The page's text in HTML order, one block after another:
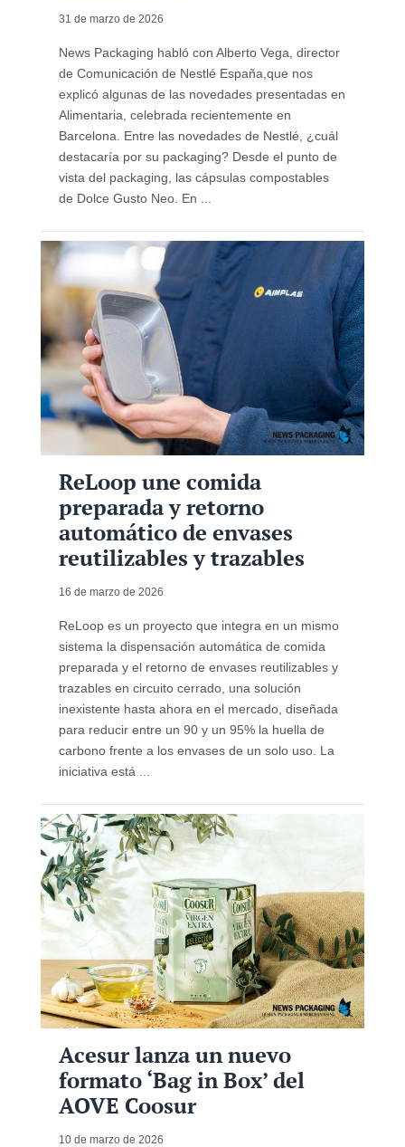
31 de marzo de 2026
News Packaging habló con Alberto Vega, director
de Comunicación de Nestlé España,que nos
explicó algunas de las novedades presentadas en
Alimentaria, celebrada recientemente en
Barcelona. Entre las novedades de Nestlé, ¿cuál
destacaría por su packaging? Desde el punto de
vista del packaging, las cápsulas compostables
de Dolce Gusto Neo. En ...
ReLoop une comida
preparada y retorno
automático de envases
reutilizables y trazables
16 de marzo de 2026
ReLoop es un proyecto que integra en un mismo
sistema la dispensación automática de comida
preparada y el retorno de envases reutilizables y
trazables en circuito cerrado, una solución
inexistente hasta ahora en el mercado, diseñada
para reducir entre un 90 y un 95% la huella de
carbono frente a los envases de un solo uso. La
iniciativa está ...
Acesur lanza un nuevo
formato ‘Bag in Box’ del
AOVE Coosur
10 de marzo de 2026